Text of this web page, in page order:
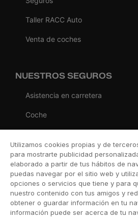
Taller RACC Auto
Venta de coches
NUESTROS SEGUROS
Asistencia en carretera
Coche
Viaje
Hogar
Vida
Decesos
Utilizamos cookies propias y de
para mostrarte publicidad
elaborado a partir de tus hábitos de
puedas navegar por el sitio web y
opciones o servicios que tiene y para
nuestro contenido con tus amigos y
obtener o guardar información en tu
información puede ser acerca de tu